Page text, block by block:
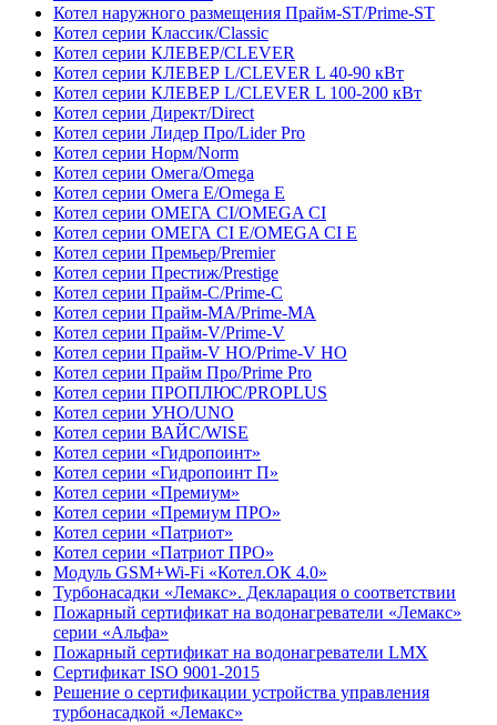
Котел наружного размещения Прайм-ST/Prime-ST
Котел серии Классик/Classic
Котел серии КЛЕВЕР/CLEVER
Котел серии КЛЕВЕР L/CLEVER L 40-90 кВт
Котел серии КЛЕВЕР L/CLEVER L 100-200 кВт
Котел серии Директ/Direct
Котел серии Лидер Про/Lider Pro
Котел серии Норм/Norm
Котел серии Омега/Omega
Котел серии Омега Е/Omega E
Котел серии ОМЕГА CI/OMEGA CI
Котел серии ОМЕГА CI E/OMEGA CI E
Котел серии Премьер/Premier
Котел серии Престиж/Prestige
Котел серии Прайм-С/Prime-С
Котел серии Прайм-МА/Prime-MA
Котел серии Прайм-V/Prime-V
Котел серии Прайм-V HO/Prime-V HO
Котел серии Прайм Про/Prime Pro
Котел серии ПРОПЛЮС/PROPLUS
Котел серии УНО/UNO
Котел серии ВАЙС/WISE
Котел серии «Гидропоинт»
Котел серии «Гидропоинт П»
Котел серии «Премиум»
Котел серии «Премиум ПРО»
Котел серии «Патриот»
Котел серии «Патриот ПРО»
Модуль GSM+Wi-Fi «Котел.ОК 4.0»
Турбонасадки «Лемакс». Декларация о соответствии
Пожарный сертификат на водонагреватели «Лемакс»
серии «Альфа»
Пожарный сертификат на водонагреватели LMX
Сертификат ISO 9001-2015
Решение о сертификации устройства управления
турбонасадкой «Лемакс»